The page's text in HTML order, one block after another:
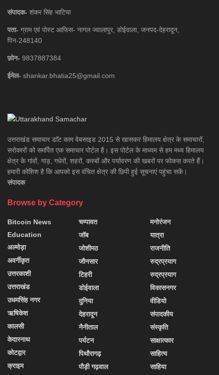
संपादक- शंकर सिंह भाटिया
पता- ग्राम एवं पोस्ट आफिस- नागल ज्वालापुर, डोईवाला, जनपद-देहरादून,
पिन-248140
फ़ोन- 9837887384
ईमेल- shankar.bhatia25@gmail.com
उत्तराखंड समाचार डाॅट काम वेबसाइड 2015 से खासकर हिमालय क्षेत्र के समाचारों,
सरोकारों को समर्पित एक समाचार पोर्टल है। इस पोर्टल के माध्यम से हम मध्य हिमालय
क्षेत्र के गांवों, गाड़, गधेरों, शहरों, कस्बों और पर्यावरण की खबरों पर फोकस करते हैं।
हमारी कोशिश है कि आपको इस वंचित क्षेत्र की छिपी हुई सूचनाएं पहुंचा सकें।
संपादक
Browse by Category
Bitcoin News
Education
अल्मोड़ा
अवर्गीकृत
उत्तरकाशी
उत्तराखंड
उधमसिंह नगर
ऋषिकेश
कालसी
केदारनाथ
कोटद्वार
क्राइम
चम्पावत
जॉब
जोशीमठ
जौनसार
टिहरी
डोईवाला
दुनिया
देहरादून
नैनीताल
पर्यटन
पिथौरागढ़
पौड़ी गढ़वाल
मनोरंजन
यात्रा
राजनीति
रुद्रप्रयाग
रुद्रप्रयाग
विकासनगर
वीडियो
संपादकीय
संस्कृति
साक्षात्कार
साहित्य
साहिया